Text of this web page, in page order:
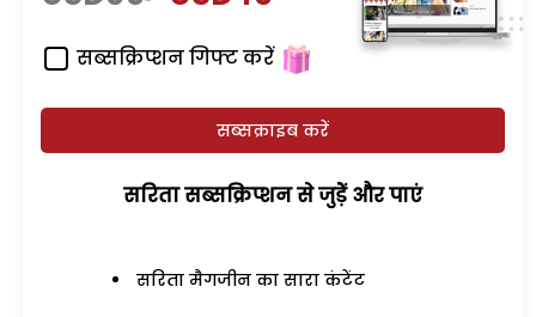
सब्सक्रिप्शन गिफ्ट करें
सब्सक्राइब करें
सरिता सब्सक्रिप्शन से जुड़ेें और पाएं
सरिता मैगजीन का सारा कंटेंट